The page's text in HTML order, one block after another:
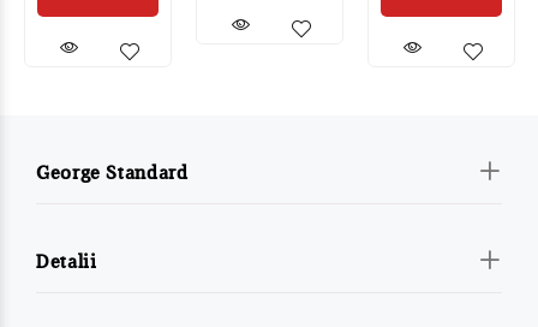
George Standard
Detalii